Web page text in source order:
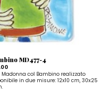
MD477-4
col Bambino realizzato
in due misure: 12x10 cm, 30x25